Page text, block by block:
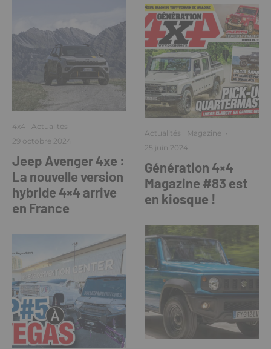
4x4 Actualités ·
29 octobre 2024
Jeep Avenger 4xe :
La nouvelle version
hybride 4×4 arrive
en France
Actualités Magazine ·
25 juin 2024
Génération 4×4
Magazine #83 est
en kiosque !